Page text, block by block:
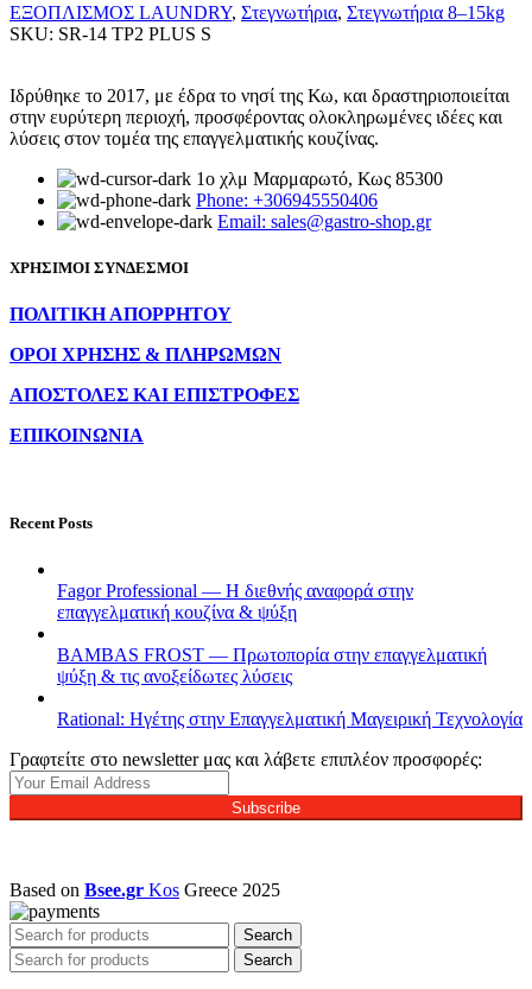
ΕΞΟΠΛΙΣΜΟΣ LAUNDRY, Στεγνωτήρια, Στεγνωτήρια 8–15kg
SKU: SR-14 TP2 PLUS S
Ιδρύθηκε το 2017, με έδρα το νησί της Κω, και δραστηριοποιείται
στην ευρύτερη περιοχή, προσφέροντας ολοκληρωμένες ιδέες και
λύσεις στον τομέα της επαγγελματικής κουζίνας.
1ο χλμ Μαρμαρωτό, Κως 85300
Phone: +306945550406
Email: sales@gastro-shop.gr
ΧΡΗΣΙΜΟΙ ΣΥΝΔΕΣΜΟΙ
ΠΟΛΙΤΙΚΗ ΑΠΟΡΡΗΤΟΥ
ΟΡΟΙ ΧΡΗΣΗΣ & ΠΛΗΡΩΜΩΝ
ΑΠΟΣΤΟΛΕΣ ΚΑΙ ΕΠΙΣΤΡΟΦΕΣ
ΕΠΙΚΟΙΝΩΝΙΑ
Recent Posts
Fagor Professional — Η διεθνής αναφορά στην
επαγγελματική κουζίνα & ψύξη
BAMBAS FROST — Πρωτοπορία στην επαγγελματική
ψύξη & τις ανοξείδωτες λύσεις
Rational: Ηγέτης στην Επαγγελματική Μαγειρική Τεχνολογία
Γραφτείτε στο newsletter μας και λάβετε επιπλέον προσφορές:
Subscribe
Based on Bsee.gr Kos Greece 2025
Search
Search